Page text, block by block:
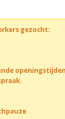
gezocht: